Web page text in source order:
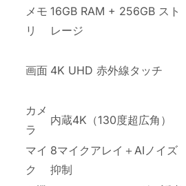
メモ
リ
16GB RAM + 256GB スト
レージ
画面 4K UHD 赤外線タッチ
カメ
ラ
内蔵4K（130度超広角）
マイ
ク
8マイクアレイ＋AIノイズ
抑制